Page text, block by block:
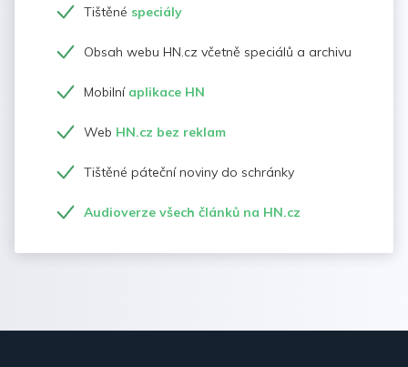
Tištěné speciály
Obsah webu HN.cz včetně speciálů a archivu
Mobilní aplikace HN
Web HN.cz bez reklam
Tištěné páteční noviny do schránky
Audioverze všech článků na HN.cz